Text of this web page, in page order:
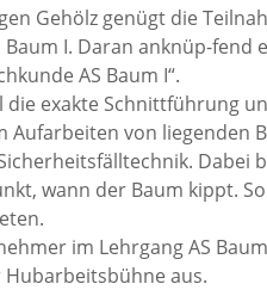
Gehölz genügt die
I. Daran anknüp-fend
AS Baum I“.
die exakte Schnittführung
von liegenden
Dabei
wann der Baum kippt.
im Lehrgang AS
aus.